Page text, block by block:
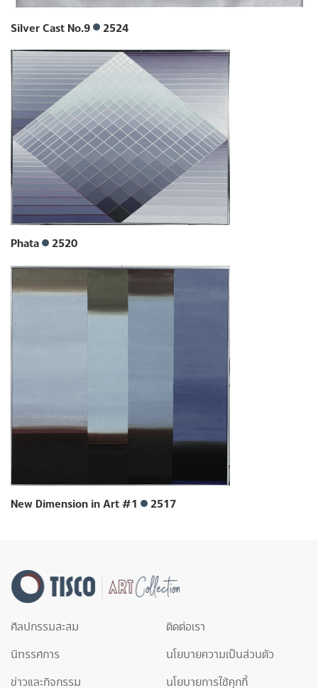
Silver Cast No.9 2524
Phata 2520
New Dimension in Art #1 2517
ศิลปกรรมสะสม
นิทรรศการ
ข่าวและกิจกรรม
ติดต่อเรา
นโยบายความเป็นส่วนตัว
นโยบายการใช้คุกกี้